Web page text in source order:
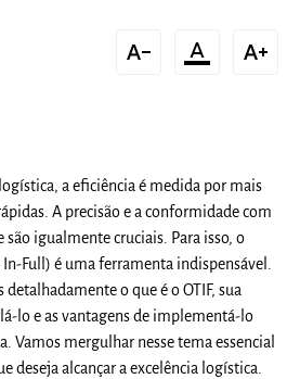
text_decrease format_color_text text_increase
a eficiência é medida por mais
A precisão e a conformidade com
são igualmente cruciais. Para isso, o
Full) é uma ferramenta indispensável.
o que é o OTIF, sua
lo e as vantagens de implementá-lo
Vamos mergulhar nesse tema essencial
deseja alcançar a excelência logística.